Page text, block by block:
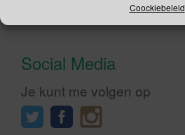
Coockiebeleid
Social Media
Je kunt me volgen op